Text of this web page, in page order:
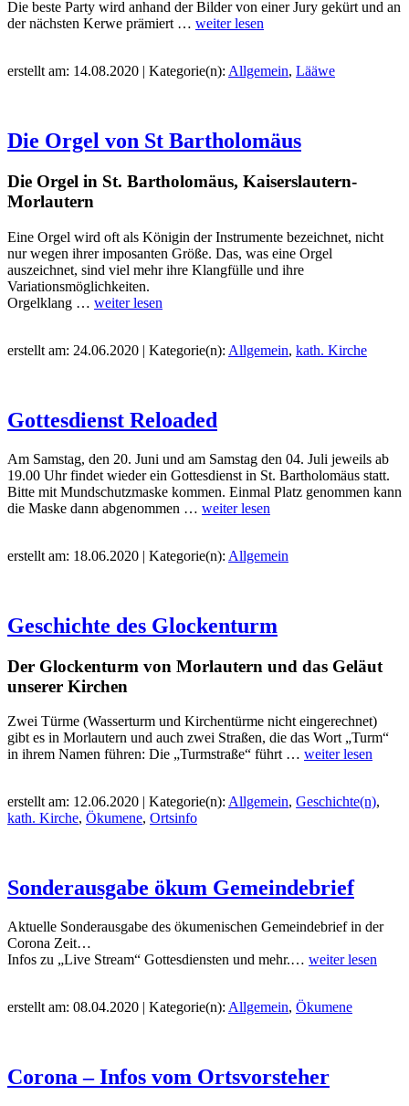
Die beste Party wird anhand der Bilder von einer Jury gekürt und an
der nächsten Kerwe prämiert … weiter lesen
erstellt am: 14.08.2020 | Kategorie(n): Allgemein, Lääwe
Die Orgel von St Bartholomäus
Die Orgel in St. Bartholomäus, Kaiserslautern-
Morlautern
Eine Orgel wird oft als Königin der Instrumente bezeichnet, nicht
nur wegen ihrer imposanten Größe. Das, was eine Orgel
auszeichnet, sind viel mehr ihre Klangfülle und ihre
Variationsmöglichkeiten.
Orgelklang … weiter lesen
erstellt am: 24.06.2020 | Kategorie(n): Allgemein, kath. Kirche
Gottesdienst Reloaded
Am Samstag, den 20. Juni und am Samstag den 04. Juli jeweils ab
19.00 Uhr findet wieder ein Gottesdienst in St. Bartholomäus statt.
Bitte mit Mundschutzmaske kommen. Einmal Platz genommen kann
die Maske dann abgenommen … weiter lesen
erstellt am: 18.06.2020 | Kategorie(n): Allgemein
Geschichte des Glockenturm
Der Glockenturm von Morlautern und das Geläut
unserer Kirchen
Zwei Türme (Wasserturm und Kirchentürme nicht eingerechnet)
gibt es in Morlautern und auch zwei Straßen, die das Wort „Turm“
in ihrem Namen führen: Die „Turmstraße“ führt … weiter lesen
erstellt am: 12.06.2020 | Kategorie(n): Allgemein, Geschichte(n),
kath. Kirche, Ökumene, Ortsinfo
Sonderausgabe ökum Gemeindebrief
Aktuelle Sonderausgabe des ökumenischen Gemeindebrief in der
Corona Zeit…
Infos zu „Live Stream“ Gottesdiensten und mehr.… weiter lesen
erstellt am: 08.04.2020 | Kategorie(n): Allgemein, Ökumene
Corona – Infos vom Ortsvorsteher